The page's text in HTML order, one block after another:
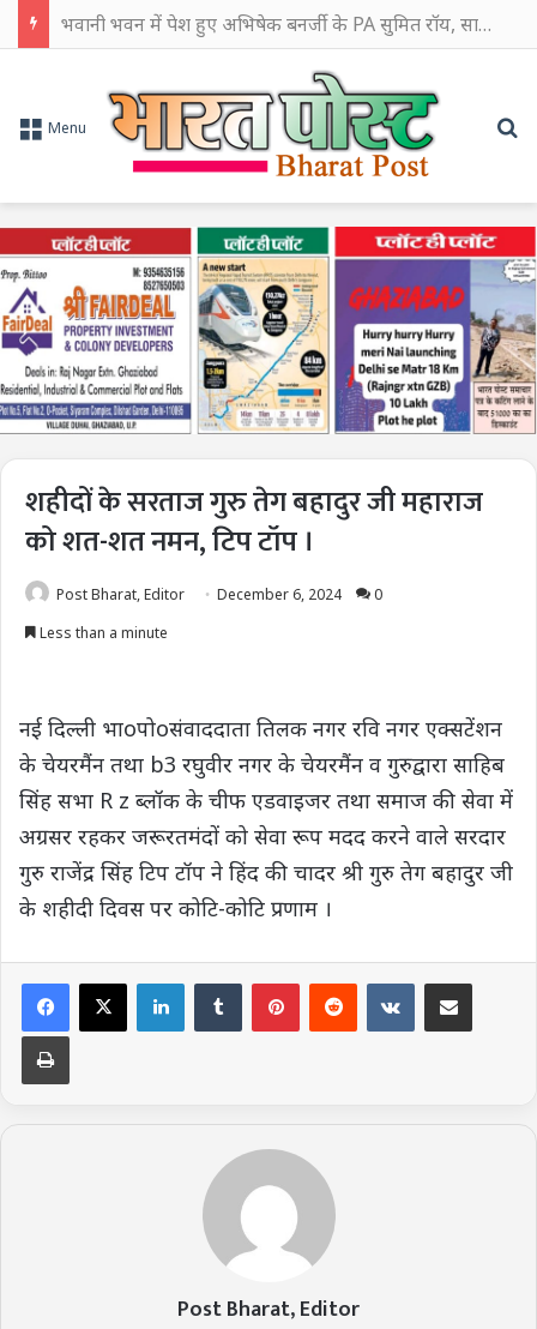
भवानी भवन में पेश हुए अभिषेक बनर्जी के PA सुमित रॉय, सालबोनी जमीन मामले में CID ने की पूछताछ
Menu
शहीदों के सरताज गुरु तेग बहादुर जी महाराज
को शत-शत नमन, टिप टॉप ।
Post Bharat, Editor December 6, 2024
0
Less than a minute
नई दिल्ली भाoपोoसंवाददाता तिलक नगर रवि नगर एक्सटेंशन
के चेयरमैंन तथा b3 रघुवीर नगर के चेयरमैंन व गुरुद्वारा साहिब
सिंह सभा R z ब्लॉक के चीफ एडवाइजर तथा समाज की सेवा में
अग्रसर रहकर जरूरतमंदों को सेवा रूप मदद करने वाले सरदार
गुरु राजेंद्र सिंह टिप टॉप ने हिंद की चादर श्री गुरु तेग बहादुर जी
के शहीदी दिवस पर कोटि-कोटि प्रणाम ।
LinkedInTumblrPinterestRedditVKontakte
Share via Email
Print
Post Bharat, Editor